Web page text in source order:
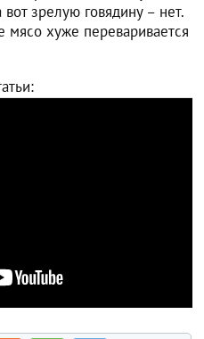
зрелую говядину – нет.
мясо хуже переваривается